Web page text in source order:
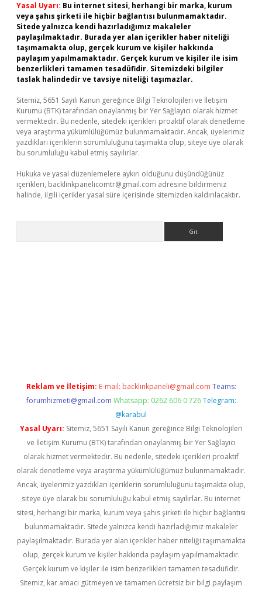
Yasal Uyarı: Bu internet sitesi, herhangi bir marka, kurum
veya şahıs şirketi ile hiçbir bağlantısı bulunmamaktadır.
Sitede yalnızca kendi hazırladığımız makaleler
paylaşılmaktadır. Burada yer alan içerikler haber niteliği
taşımamakta olup, gerçek kurum ve kişiler hakkında
paylaşım yapılmamaktadır. Gerçek kurum ve kişiler ile isim
benzerlikleri tamamen tesadüfidir. Sitemizdeki bilgiler
taslak halindedir ve tavsiye niteliği taşımazlar.
Sitemiz, 5651 Sayılı Kanun gereğince Bilgi Teknolojileri ve İletişim
Kurumu (BTK) tarafından onaylanmış bir Yer Sağlayıcı olarak hizmet
vermektedir. Bu nedenle, sitedeki içerikleri proaktif olarak denetleme
veya araştırma yükümlülüğümüz bulunmamaktadır. Ancak, üyelerimiz
yazdıkları içeriklerin sorumluluğunu taşımakta olup, siteye üye olarak
bu sorumluluğu kabul etmiş sayılırlar.
Hukuka ve yasal düzenlemelere aykırı olduğunu düşündüğünüz
içerikleri, backlinkpanelicomtr@gmail.com adresine bildirmeniz
halinde, ilgili içerikler yasal süre içerisinde sitemizden kaldırılacaktır.
Reklam ve İletişim: E-mail: backlinkpaneli@gmail.com Teams:
forumhizmeti@gmail.com Whatsapp: 0262 606 0 726 Telegram:
@karabul
Yasal Uyarı: Sitemiz, 5651 Sayılı Kanun gereğince Bilgi Teknolojileri
ve İletişim Kurumu (BTK) tarafından onaylanmış bir Yer Sağlayıcı
olarak hizmet vermektedir. Bu nedenle, sitedeki içerikleri proaktif
olarak denetleme veya araştırma yükümlülüğümüz bulunmamaktadır.
Ancak, üyelerimiz yazdıkları içeriklerin sorumluluğunu taşımakta olup,
siteye üye olarak bu sorumluluğu kabul etmiş sayılırlar. Bu internet
sitesi, herhangi bir marka, kurum veya şahıs şirketi ile hiçbir bağlantısı
bulunmamaktadır. Sitede yalnızca kendi hazırladığımız makaleler
paylaşılmaktadır. Burada yer alan içerikler haber niteliği taşımamakta
olup, gerçek kurum ve kişiler hakkında paylaşım yapılmamaktadır.
Gerçek kurum ve kişiler ile isim benzerlikleri tamamen tesadüfidir.
Sitemiz, kar amacı gütmeyen ve tamamen ücretsiz bir bilgi paylaşım